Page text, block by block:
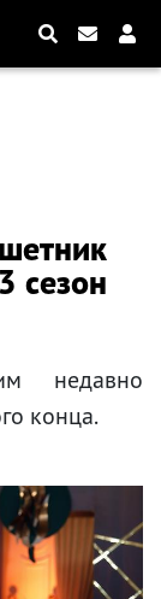
сезон
недавно
конца.